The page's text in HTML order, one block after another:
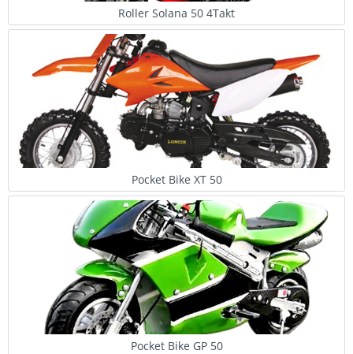
Roller Solana 50 4Takt
Pocket Bike XT 50
Pocket Bike GP 50